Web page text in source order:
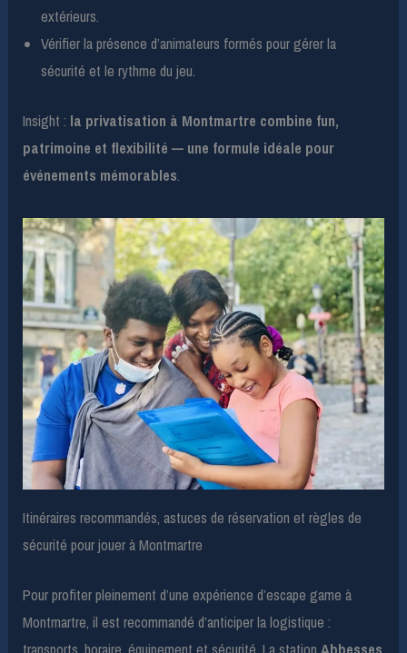
extérieurs.
Vérifier la présence d’animateurs formés pour gérer la
sécurité et le rythme du jeu.
Insight : la privatisation à Montmartre combine fun,
patrimoine et flexibilité — une formule idéale pour
événements mémorables.
Itinéraires recommandés, astuces de réservation et règles de
sécurité pour jouer à Montmartre
Pour profiter pleinement d’une expérience d’escape game à
Montmartre, il est recommandé d’anticiper la logistique :
transports, horaire, équipement et sécurité. La station Abbesses